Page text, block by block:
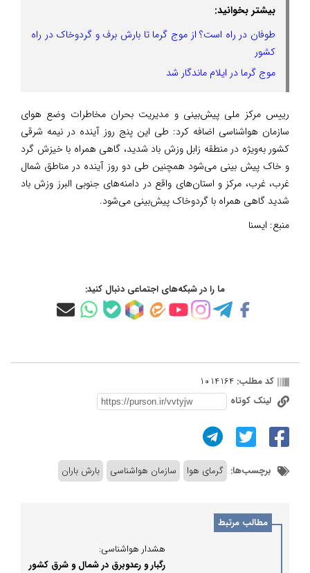
بیشتر بخوانید:
طوفان در راه است؟ از موج گرما تا بارش برف و گردوخاک در راه
کشور
موج گرما در ایلام ماندگار شد
رییس مرکز ملی پیش‌بینی و مدیریت بحران مخاطرات وضع هوای
سازمان هواشناسی اضافه کرد: طی این پنج روز آینده در نیمه شرقی
کشور به‌ویژه در منطقه زابل وزش باد شدید، گاهی همراه با خیزش گرد
و خاک پیش بینی می‌شود همچنین طی دو روز آینده در مناطق شمال
غرب، غرب، مرکز و استان‌های واقع در دامنه‌های جنوبی البرز وزش باد
شدید گاهی همراه با گردوخاک پیش‌بینی می‌شود.
منبع: ایسنا
ما را در شبکه‌های اجتماعی دنبال کنید:
کد مطلب: 1014164
لینک کوتاه
برچسب‌ها: گرمای هوا سازمان هواشناسی بارش باران
مطالب مرتبط
هشدار هواشناسی:
رگبار و رعدوبرق در شمال و شرق کشور